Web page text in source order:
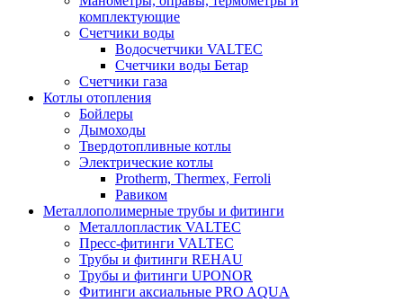
комплектующие
Счетчики воды
Водосчетчики VALTEC
Счетчики воды Бетар
Счетчики газа
Котлы отопления
Бойлеры
Дымоходы
Твердотопливные котлы
Электрические котлы
Protherm, Thermex, Ferroli
Равиком
Металлополимерные трубы и фитинги
Металлопластик VALTEC
Пресс-фитинги VALTEC
Трубы и фитинги REHAU
Трубы и фитинги UРONOR
Фитинги аксиальные PRO AQUA